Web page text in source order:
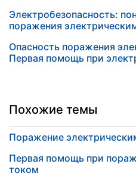
Электробезопасность:
поражения
Опасность поражения
Первая помощь при
Похожие темы
Поражение
Первая помощь при
током